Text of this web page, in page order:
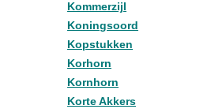
Kommerzijl
Koningsoord
Kopstukken
Korhorn
Kornhorn
Korte Akkers